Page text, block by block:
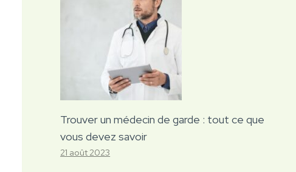
Trouver un médecin de garde : tout ce que
vous devez savoir
21 août 2023